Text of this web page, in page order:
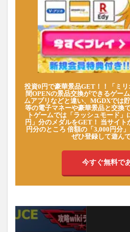
投資0円で豪華景品GET！！「ミ
間OPENの景品交換ができるゲー
ムアプリなどと違い、MGDXでは
等の電子マネーや豪華景品と交換
トゲームでは「ラッシュモード
円」分のメダルをGET！ 当サイト
円分のところ 倍額の「3,000円分
ぜひ登録して遊ん
今すぐ無料で